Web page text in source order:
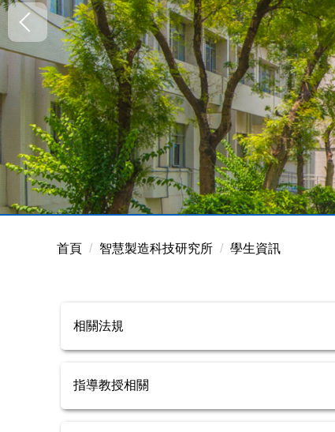
首頁 智慧製造科技研究所 學生資訊
相關法規
指導教授相關